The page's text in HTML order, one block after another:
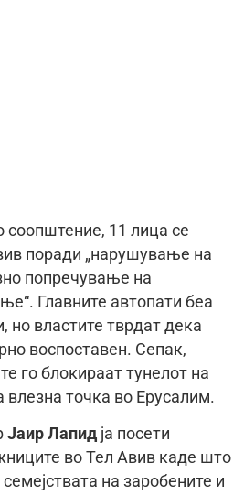
соопштение, 11 лица се
поради „нарушување на
попречување на
Главните автопати беа
но властите тврдат дека
воспоставен. Сепак,
го блокираат тунелот на
влезна точка во Ерусалим.
Јаир Лапид ја посети
во Тел Авив каде што
на заробените и